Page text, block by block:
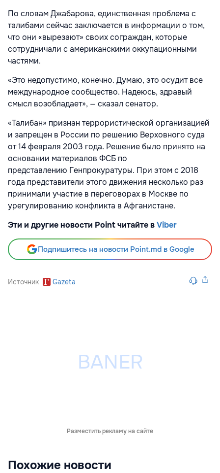
По словам Джабарова, единственная проблема с
талибами сейчас заключается в информации о том,
что они «вырезают» своих сограждан, которые
сотрудничали с американскими оккупационными
частями.
«Это недопустимо, конечно. Думаю, это осудит все
международное сообщество. Надеюсь, здравый
смысл возобладает», — сказал сенатор.
«Талибан» признан террористической организацией
и запрещен в России по решению Верховного суда
от 14 февраля 2003 года. Решение было принято на
основании материалов ФСБ по
представлению Генпрокуратуры. При этом с 2018
года представители этого движения несколько раз
принимали участие в переговорах в Москве по
урегулированию конфликта в Афганистане.
Эти и другие новости Point читайте вViber
Подпишитесь на новости Point.md в Google
Источник Gazeta
Разместить рекламу на сайте
Похожие новости